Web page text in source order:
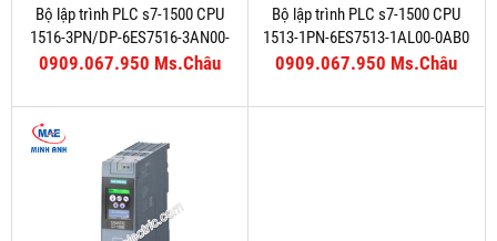
Bộ lập trình PLC s7-1500 CPU
1516-3PN/DP-6ES7516-3AN00-
0AB0
0909.067.950 Ms.Châu
Bộ lập trình PLC s7-1500 CPU
1513-1PN-6ES7513-1AL00-0AB0
0909.067.950 Ms.Châu